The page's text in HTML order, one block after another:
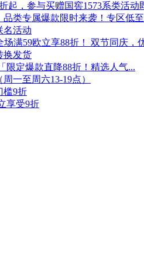
起，参与买赠国窖1573系类活动
品类专属爆款限时来袭！专区低
名活动
满59欧立享88折！ 双节同庆，
换发货
限定爆款直降88折！精选人气...
一至周六13-19点）
槛9折
享受9折